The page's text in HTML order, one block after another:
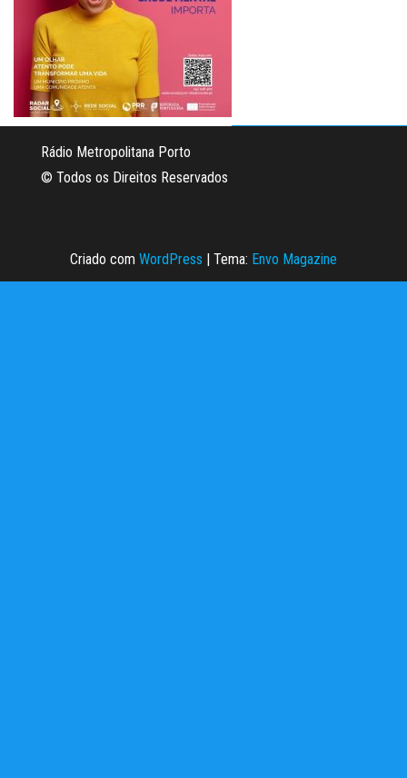
Rádio Metropolitana Porto
© Todos os Direitos Reservados
Criado com WordPress | Tema: Envo Magazine